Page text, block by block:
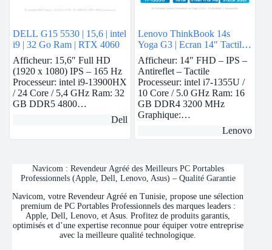
DELL G15 5530 | 15,6 | intel
i9 | 32 Go Ram | RTX 4060
Afficheur: 15,6″ Full HD
(1920 x 1080) IPS – 165 Hz
Processeur: intel i9-13900HX
/ 24 Core / 5,4 GHz Ram: 32
GB DDR5 4800…
Dell
Lenovo ThinkBook 14s
Yoga G3 | Ecran 14″ Tactile |
i7-1355U | 16 GB Ram | intel
Iris Xe | 512 GB SSD
Afficheur: 14″ FHD – IPS –
Antireflet – Tactile
Processeur: intel i7-1355U /
10 Core / 5.0 GHz Ram: 16
GB DDR4 3200 MHz
Graphique:…
Lenovo
Navicom : Revendeur Agréé des Meilleurs PC Portables
Professionnels (Apple, Dell, Lenovo, Asus) – Qualité Garantie
Navicom, votre Revendeur Agréé en Tunisie, propose une sélection
premium de PC Portables Professionnels des marques leaders :
Apple, Dell, Lenovo, et Asus. Profitez de produits garantis,
optimisés et d’une expertise reconnue pour équiper votre entreprise
avec la meilleure qualité technologique.